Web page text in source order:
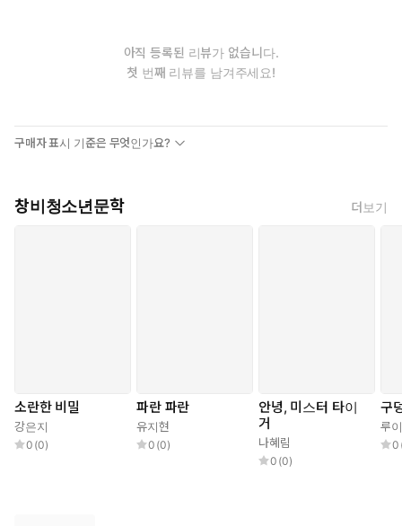
고, 윤수의 집안 사정을 운운하며 괴롭히는 권이철을 더 이상 참지
못하고 달려들게 되는데……. 결국 권이철을 쓰러뜨린 윤수는 자신
전작 『율의 시선』에서 마치 서로 다른 우주처럼 낯선 타인과 마주
적인 질문을 던진다. 무엇이 스스로를 증명할 수 있는지 뜨겁게 고
뇌하는 문장을 따라가다 보면 저마다의 물음표에 단단한 바둑돌 같
철’처럼 강하고 나쁜 사람이 되기로 결심한다. 운동을 하고 거친 말
을 뱉고 머리도 염색하며 다른 사람이 되고자 하지만, 맞지 않는 옷
을 입은 것처럼 어색하기만 하다. 한편 윤수가 자신에게 잘해 준다
고 여긴 주온은 친구가 되자며 자신의 비밀을 알려 주는데, 그건 바
아직 등록된 리뷰가 없습니다.
첫 번째 리뷰를 남겨주세요!
구매자 표시 기준은 무엇인가요?
창비청소년문학 더보기
소란한 비밀
강은지
0 (0)
파란 파란
유지현
0 (0)
안녕, 미스터 타이
거
나혜림
0 (0)
구
루
0